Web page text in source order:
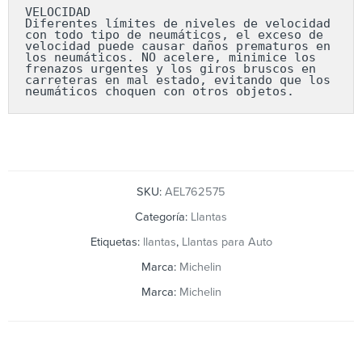
VELOCIDAD
Diferentes límites de niveles de velocidad
con todo tipo de neumáticos, el exceso de
velocidad puede causar daños prematuros en
los neumáticos. NO acelere, minimice los
frenazos urgentes y los giros bruscos en
carreteras en mal estado, evitando que los
neumáticos choquen con otros objetos.
SKU: AEL762575
Categoría: Llantas
Etiquetas: llantas, Llantas para Auto
Marca: Michelin
Marca: Michelin